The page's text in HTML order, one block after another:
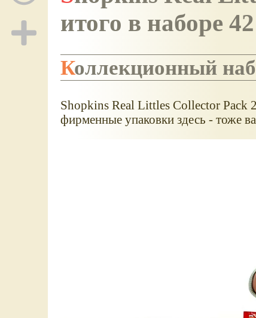
итого в наборе
Коллекционный
Shopkins Real Littles Collector Pack
фирменные упаковки здесь - тоже